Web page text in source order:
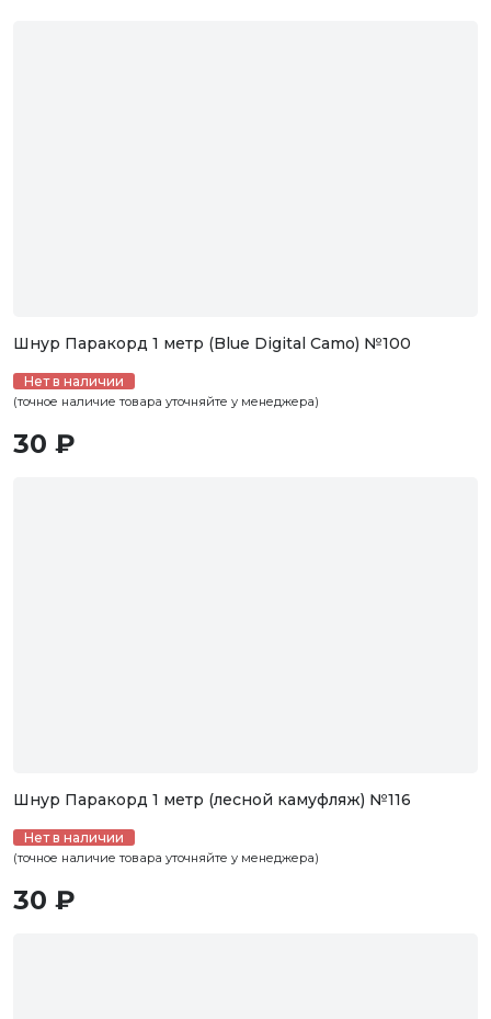
Шнур Паракорд 1 метр (Blue Digital Camo) №100
Нет в наличии
(точное наличие товара уточняйте у менеджера)
30 ₽
Шнур Паракорд 1 метр (лесной камуфляж) №116
Нет в наличии
(точное наличие товара уточняйте у менеджера)
30 ₽